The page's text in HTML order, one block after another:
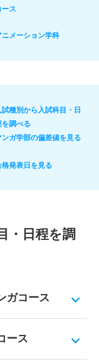
ース
ニメーション学科
試種別から入試科目・日
を調べる
ンガ学部の偏差値を見る
格発表日を見る
・日程を調
ガコース
ース